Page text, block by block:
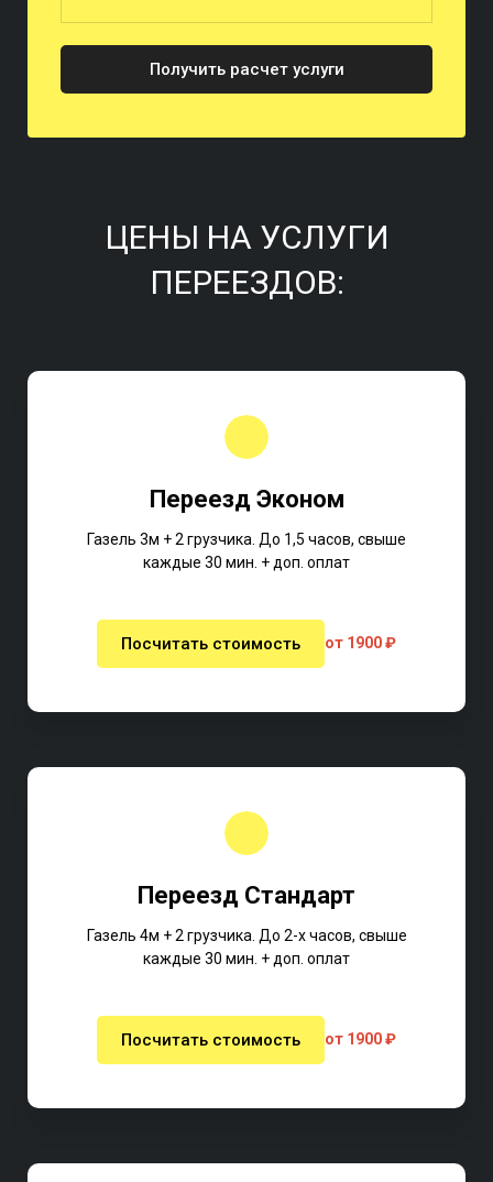
Получить расчет услуги
ЦЕНЫ НА УСЛУГИ
ПЕРЕЕЗДОВ:
Переезд Эконом
Газель 3м + 2 грузчика. До 1,5 часов, свыше
каждые 30 мин. + доп. оплат
Посчитать стоимость от 1900 ₽
Переезд Стандарт
Газель 4м + 2 грузчика. До 2-х часов, свыше
каждые 30 мин. + доп. оплат
Посчитать стоимость от 1900 ₽